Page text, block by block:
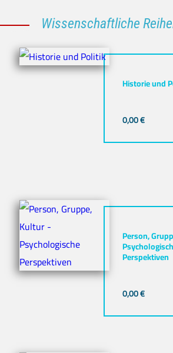
Wissenschaftliche
Historie und
0,00€
Person,
Perspektiven
0,00€